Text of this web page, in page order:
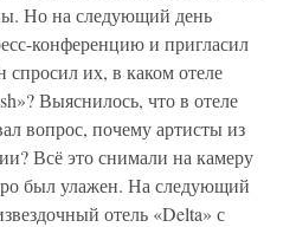
Но на следующий день
конференцию и пригласил
спросил их, в каком отеле
Выяснилось, что в отеле
вопрос, почему артисты из
Всё это снимали на камеру
был улажен. На следующий
отель «Delta» с